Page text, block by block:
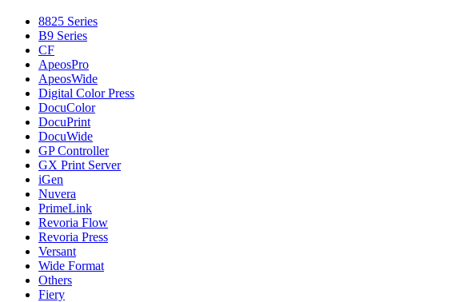
8825 Series
B9 Series
CF
ApeosPro
ApeosWide
Digital Color Press
DocuColor
DocuPrint
DocuWide
GP Controller
GX Print Server
iGen
Nuvera
PrimeLink
Revoria Flow
Revoria Press
Versant
Wide Format
Others
Fiery